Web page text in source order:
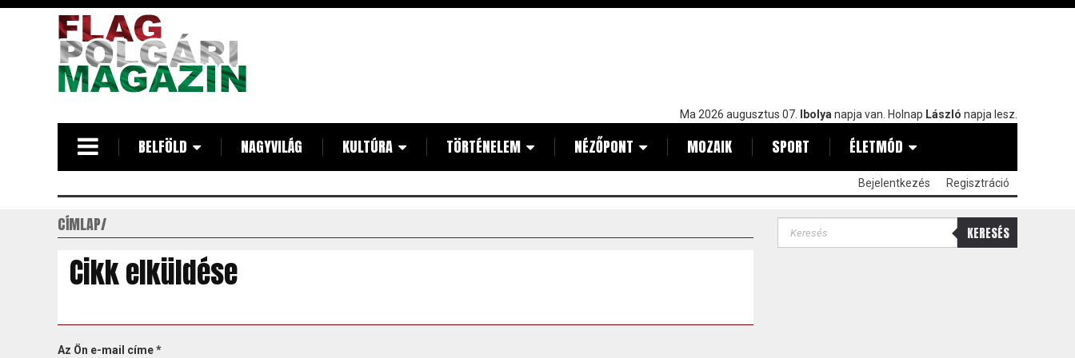
Ma 2026 augusztus 07. Ibolya napja van. Holnap László napja lesz.
BELFÖLD NAGYVILÁG KULTÚRA TÖRTÉNELEM NÉZŐPONT MOZAIK SPORT ÉLETMÓD
Bejelentkezés Regisztráció
CÍMLAP
Cikk elküldése
Az Ön e-mail címe*
KERESÉS